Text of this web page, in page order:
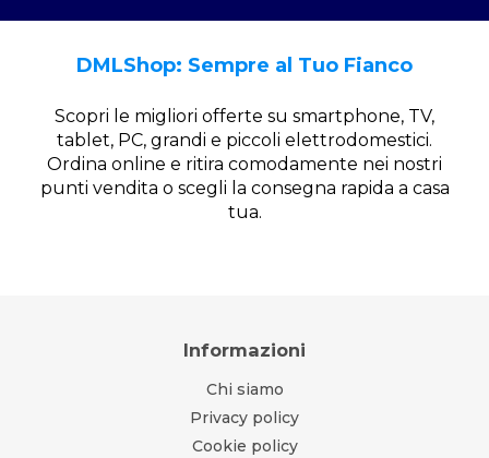
DMLShop: Sempre al Tuo Fianco
Scopri le migliori offerte su smartphone, TV,
tablet, PC, grandi e piccoli elettrodomestici.
Ordina online e ritira comodamente nei nostri
punti vendita o scegli la consegna rapida a casa
tua.
Informazioni
Chi siamo
Privacy policy
Cookie policy